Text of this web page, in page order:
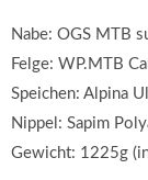
Nabe: OGS MTB
Felge: WP.MTB
Speichen: Alpina
Nippel: Sapim
Gewicht: 1225g